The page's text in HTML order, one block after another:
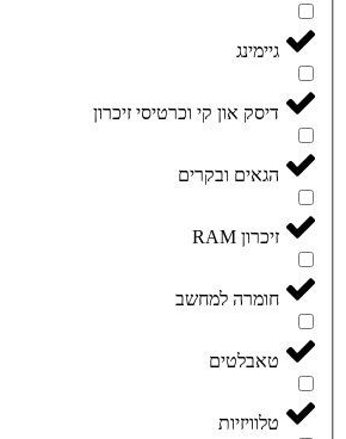
גיימינג
דיסק און קי וכרטיסי זיכרון
הגאים ובקרים
זיכרון RAM
חומרה למחשב
טאבלטים
טלוויזיות